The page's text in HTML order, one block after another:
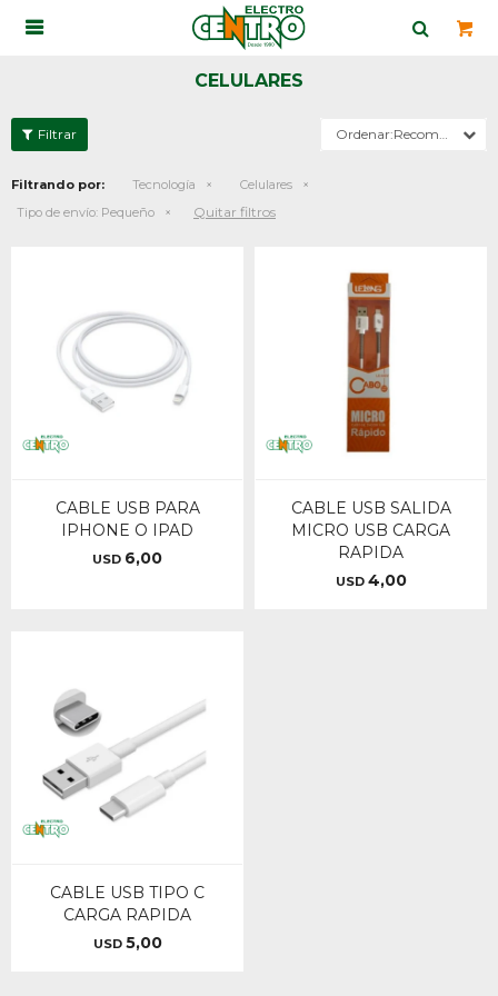

CELULARES
Recomendados
Filtrando por: Tecnología
Celulares
Tipo de envío: Pequeño Quitar filtros
CABLE USB PARA
IPHONE O IPAD
USD 6,00
CABLE USB SALIDA
MICRO USB CARGA
RAPIDA
USD 4,00
CABLE USB TIPO C
CARGA RAPIDA
USD 5,00